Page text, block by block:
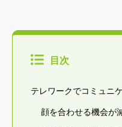
目次
テレワークでコミュニ
顔を合わせる機会が